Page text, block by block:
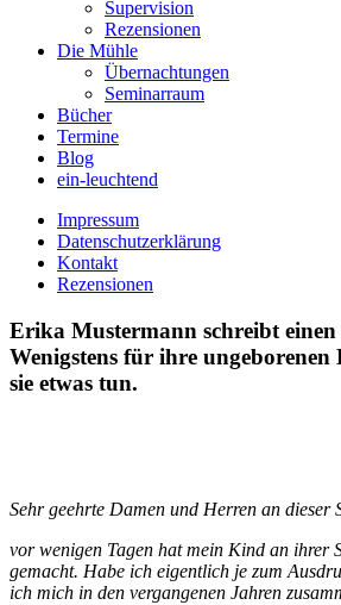
Supervision
Rezensionen
Die Mühle
Übernachtungen
Seminarraum
Bücher
Termine
Blog
ein-leuchtend
Impressum
Datenschutzerklärung
Kontakt
Rezensionen
Erika Mustermann schreibt einen
Wenigstens für ihre
sie etwas tun.
Sehr geehrte Damen und Herren an dieser
vor wenigen Tagen hat mein Kind an ihrer
gemacht. Habe ich eigentlich je zum
ich mich in den vergangenen Jahren